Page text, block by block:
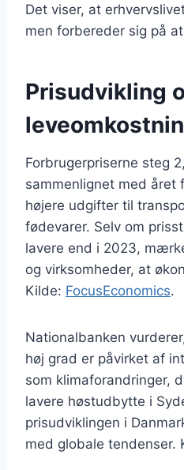
Det viser, at
men forbereder sig på
Prisudvikling
Forbrugerpriserne steg
sammenlignet med
højere udgifter til
fødevarer. Selv om
lavere end i 2023,
og virksomheder, at
Kilde: FocusEconomics.
Nationalbanken
høj grad er påvirket af
som klimaforandringer,
lavere høstudbytte i
prisudviklingen i
med globale tendenser.